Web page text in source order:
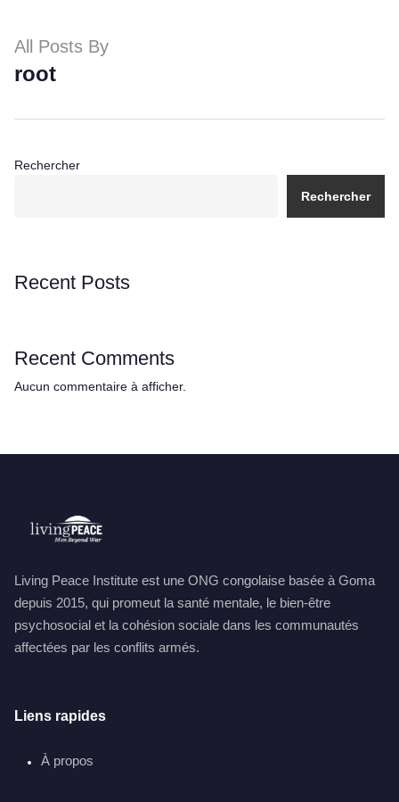
All Posts By
root
Rechercher
Rechercher
Recent Posts
Recent Comments
Aucun commentaire à afficher.
Living Peace Institute est une ONG congolaise basée à Goma
depuis 2015, qui promeut la santé mentale, le bien-être
psychosocial et la cohésion sociale dans les communautés
affectées par les conflits armés.
Liens rapides
À propos